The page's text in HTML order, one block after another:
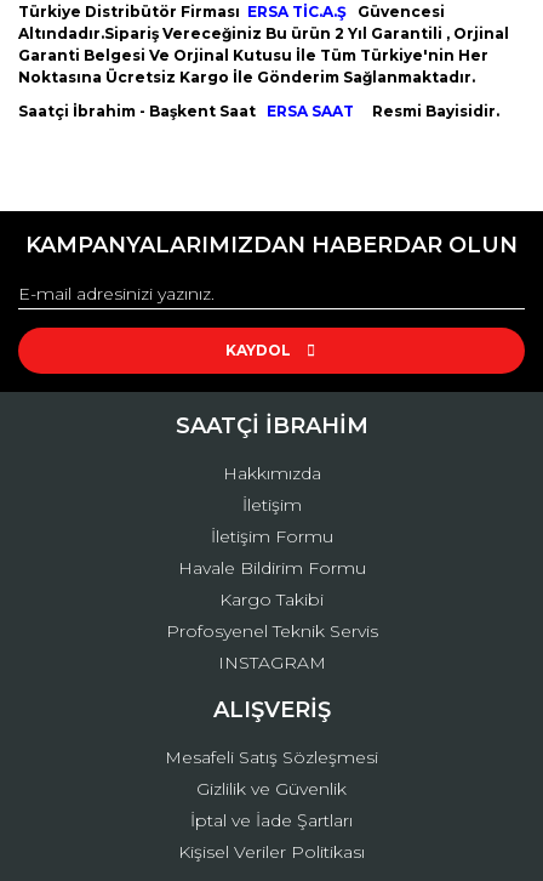
Türkiye Distribütör Firması ERSA TİC.A.Ş
Güvencesi
Altındadır.Sipariş Vereceğiniz Bu ürün 2 Yıl Garantili , Orjinal
Garanti Belgesi Ve Orjinal Kutusu İle Tüm Türkiye'nin Her
Noktasına Ücretsiz Kargo İle Gönderim Sağlanmaktadır.
Saatçi İbrahim - Başkent Saat ERSA SAAT Resmi Bayisidir.
konularda yetersiz gördüğünüz noktaları öneri formunu
Görüş ve önerileriniz için teşekkür ederiz.
Ürün resmi kalitesiz, bozuk veya görüntülenemiyor.
Ürün açıklamasında eksik bilgiler bulunuyor.
Ürün fiyatı diğer sitelerden daha pahalı.
Gönder
KAMPANYALARIMIZDAN HABERDAR OLUN
KAYDOL
SAATÇİ İBRAHİM
Hakkımızda
İletişim
İletişim Formu
Havale Bildirim Formu
Kargo Takibi
Profosyenel Teknik Servis
INSTAGRAM
ALIŞVERİŞ
Mesafeli Satış Sözleşmesi
Gizlilik ve Güvenlik
İptal ve İade Şartları
Kişisel Veriler Politikası